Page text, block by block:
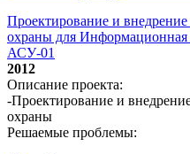
Проектирование и
охраны для
АСУ-01
2012
Описание проекта:
-Проектирование и
охраны
Решаемые проблемы: